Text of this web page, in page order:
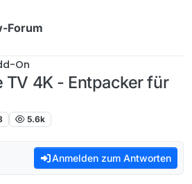
Forum
On
TV 4K - Entpacker für
5.6k
Anmelden zum Antworten